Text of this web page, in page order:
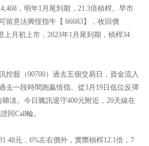
，明年1月尾到期，21.3倍槓桿。早市
留意法興恆指牛【 66683】，收回價
上月初上市，2023年1月尾到期，槓桿34
控股（00700）過去五個交易日，資金流入
去一段時間跑贏恆指。從3月19日低位反彈
淡。今日騰訊退守400元附近，20天線在
同Call輪。
元，6%左右價外，實際槓桿12.1倍，7